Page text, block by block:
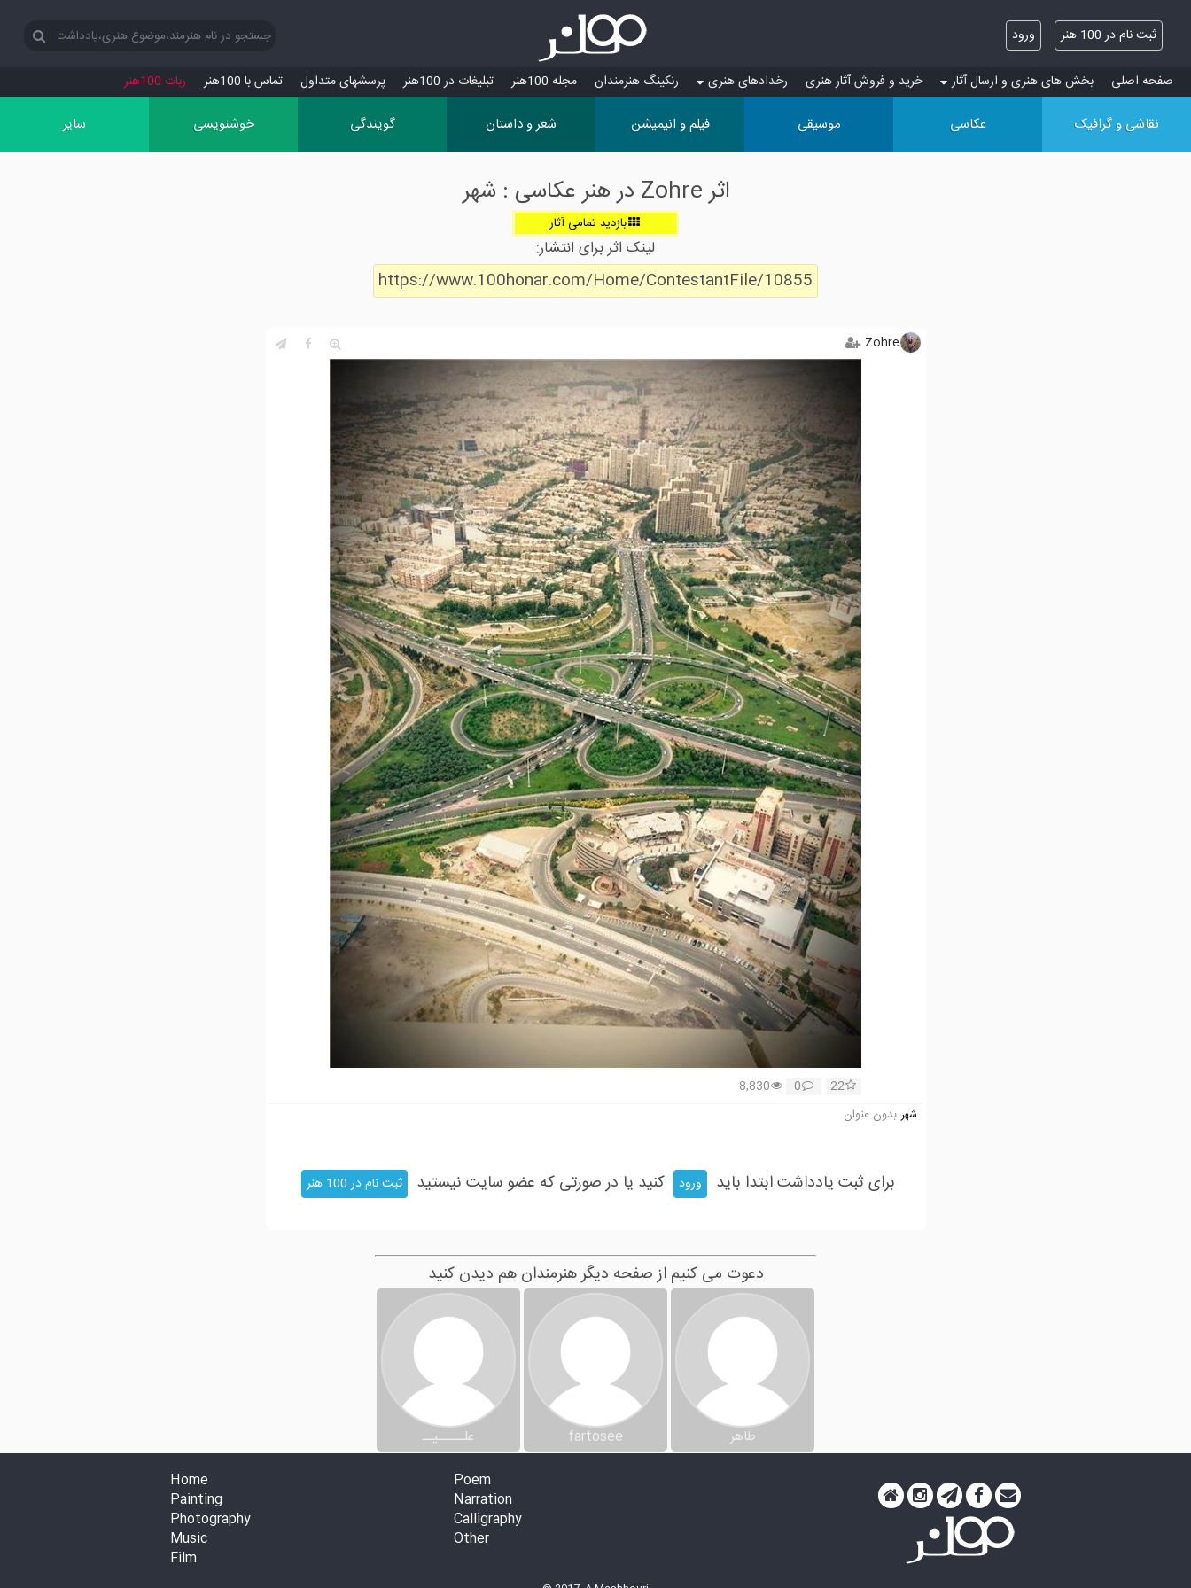
ثبت نام در 100 هنر ورود
صفحه اصلی بخش های هنری و ارسال آثار خرید و فروش آثار هنری رخدادهای هنری رنکینگ هنرمندان مجله 100هنر تبلیغات در 100هنر پرسش‏های متداول تماس با 100هنر ربات 100هنر
نقاشی و گرافیک عکاسی موسیقی فیلم و انیمیشن شعر و داستان گویندگی خوشنویسی سایر
اثر Zohre در هنر عکاسی : شهر
بازدید تمامی آثار
لینک اثر برای انتشار:
https://www.100honar.com/Home/ContestantFile/10855
Zohre
22
0
8,830
شهر بدون عنوان
برای ثبت یادداشت ابتدا باید ورود کنید یا در صورتی که عضو سایت نیستید ثبت نام در 100 هنر
دعوت می کنیم از صفحه دیگر هنرمندان هم دیدن کنید
طاهر fartosee
علـــــیــ
Home
Painting
Photography
Music
Film
Poem
Narration
Calligraphy
Other